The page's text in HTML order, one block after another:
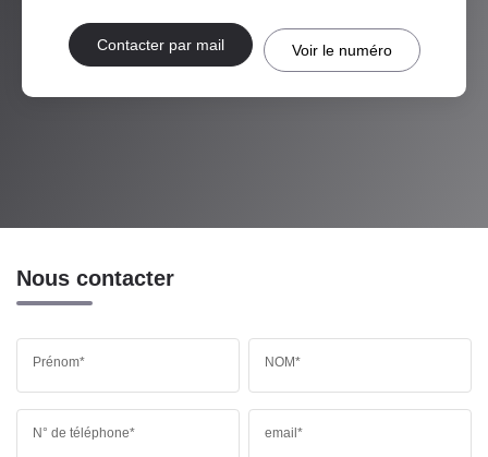
Contacter par mail Voir le numéro
Nous contacter
Prénom* NOM*
N° de téléphone* email*